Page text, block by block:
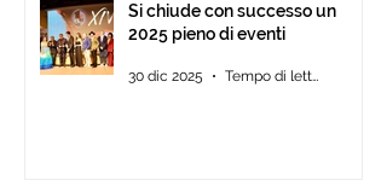
Si chiude con successo un
2025 pieno di eventi
30 dic 2025 Tempo di lettura: 2 min